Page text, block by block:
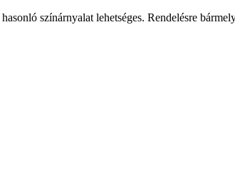
színárnyalat lehetséges. Rendelésre